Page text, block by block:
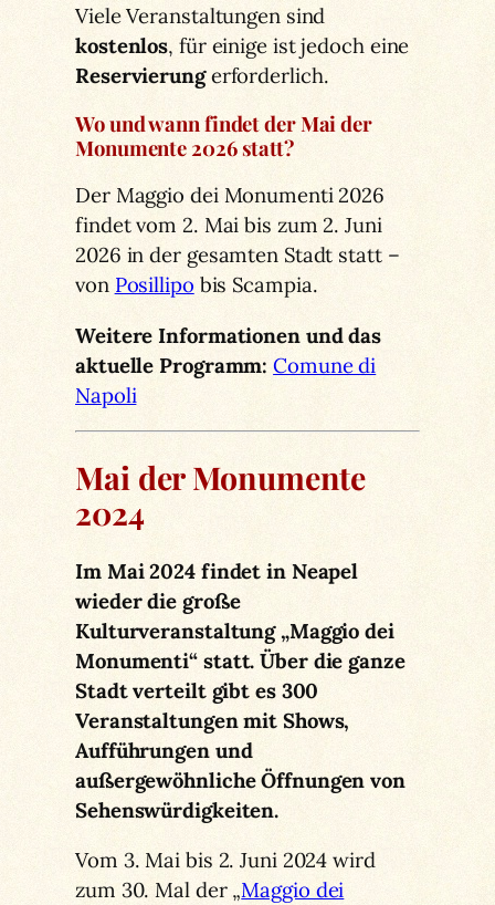
Viele Veranstaltungen sind
kostenlos, für einige ist jedoch eine
Reservierungerforderlich.
Wo und wann findet der Mai der
Monumente 2026 statt?
Der Maggio dei Monumenti 2026
findet vom 2. Mai bis zum 2. Juni
2026 in der gesamten Stadt statt –
von Posillipo bis Scampia.
Weitere Informationen und das
aktuelle Programm: Comune di
Napoli
Mai der Monumente
2024
Im Mai 2024 findet in Neapel
wieder die große
Kulturveranstaltung „Maggio dei
Monumenti“ statt. Über die ganze
Stadt verteilt gibt es 300
Veranstaltungen mit Shows,
Aufführungen und
außergewöhnliche Öffnungen von
Sehenswürdigkeiten.
Vom 3. Mai bis 2. Juni 2024 wird
zum 30. Mal der „Maggio dei